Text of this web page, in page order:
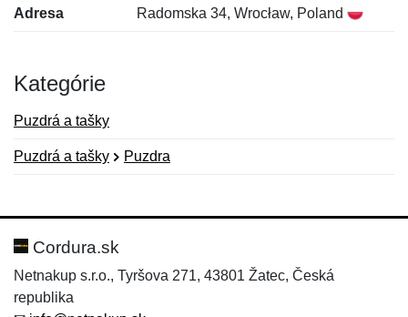
Adresa Radomska 34, Wrocław, Poland
Kategórie
Puzdrá a tašky
Puzdrá a tašky Puzdra
Hodnotenie:
Meno:
Cordura.sk
Netnakup s.r.o., Tyršova 271, 43801 Žatec, Česká
republika